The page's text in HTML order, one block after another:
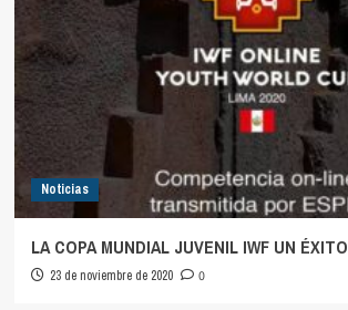
Noticias
LA COPA MUNDIAL JUVENIL IWF UN ÉXITO
23 de noviembre de 2020 0